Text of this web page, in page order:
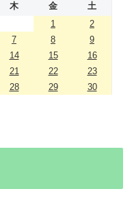
木 金
土
1
2
7 8
9
14 15
16
21 22
23
28 29 30